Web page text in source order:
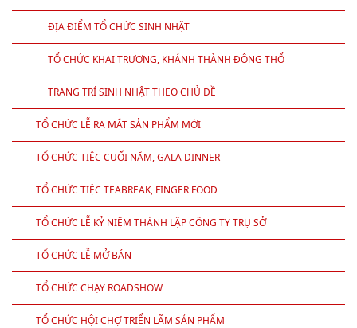
ĐỊA ĐIỂM TỔ CHỨC SINH NHẬT
TỔ CHỨC KHAI TRƯƠNG, KHÁNH THÀNH ĐỘNG THỔ
TRANG TRÍ SINH NHẬT THEO CHỦ ĐỀ
TỔ CHỨC LỄ RA MẮT SẢN PHẨM MỚI
TỔ CHỨC TIỆC CUỐI NĂM, GALA DINNER
TỔ CHỨC TIỆC TEABREAK, FINGER FOOD
TỔ CHỨC LỄ KỶ NIỆM THÀNH LẬP CÔNG TY TRỤ SỞ
TỔ CHỨC LỄ MỞ BÁN
TỔ CHỨC CHẠY ROADSHOW
TỔ CHỨC HỘI CHỢ TRIỂN LÃM SẢN PHẨM